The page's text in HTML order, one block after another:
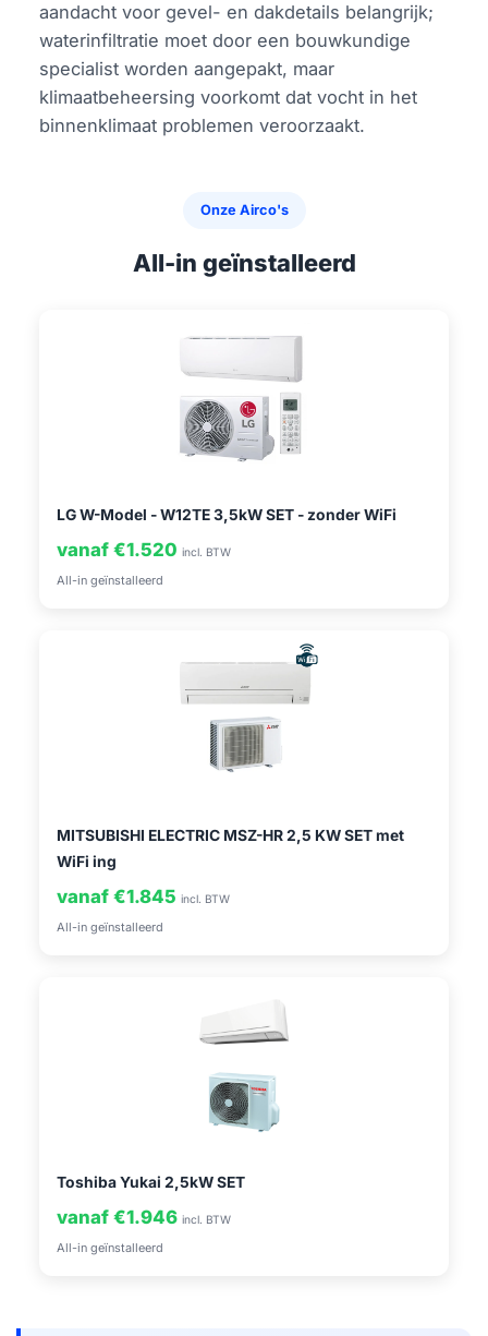
aandacht voor gevel- en dakdetails belangrijk;
waterinfiltratie moet door een bouwkundige
specialist worden aangepakt, maar
klimaatbeheersing voorkomt dat vocht in het
binnenklimaat problemen veroorzaakt.
Onze Airco's
All-in geïnstalleerd
LG W-Model - W12TE 3,5kW SET - zonder WiFi
vanaf €1.520 incl. BTW
All-in geïnstalleerd
MITSUBISHI ELECTRIC MSZ-HR 2,5 KW SET met
WiFi ing
vanaf €1.845 incl. BTW
All-in geïnstalleerd
Toshiba Yukai 2,5kW SET
vanaf €1.946 incl. BTW
All-in geïnstalleerd